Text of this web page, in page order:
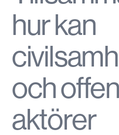
hur kan
och
aktörer